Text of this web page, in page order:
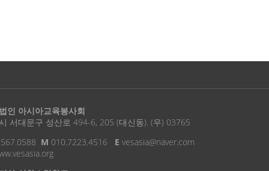
인 아시아교육봉사회
서대문구 성산로 494-6, 205 (대신동). (우) 03765
M 010.7223.4516 E vesasia@naver.com